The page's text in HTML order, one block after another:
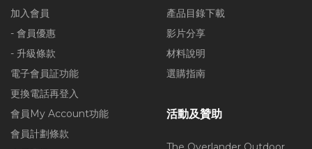
加入會員
- 會員優惠
- 升級條款
電子會員証功能
更換電話再登入
會員My Account功能
會員計劃條款
產品目錄下載
影片分享
材料說明
選購指南
活動及贊助